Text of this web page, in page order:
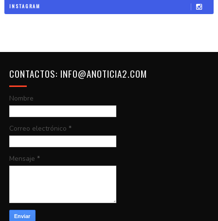
INSTAGRAM
CONTACTOS: INFO@ANOTICIA2.COM
Nombre
Correo electrónico *
Mensaje *